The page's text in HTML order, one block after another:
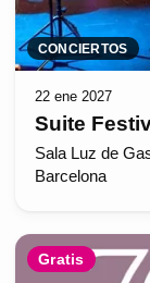
CONCIERTOS
22 ene 2027
Suite
Sala Luz de
Barcelona
Gratis